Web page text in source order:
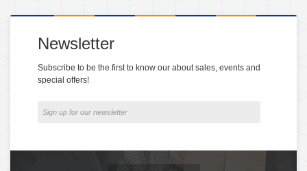
Newsletter
Subscribe to be the first to know our about sales, events and
special offers!